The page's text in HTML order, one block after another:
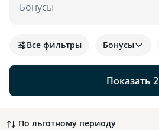
Бонусы
Показать 2
Все фильтры Бонусы
По льготному периоду